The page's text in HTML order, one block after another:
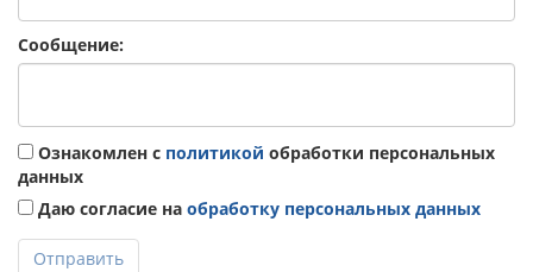
Сообщение:
Ознакомлен с политикой обработки персональных
данных
Даю согласие на обработку персональных данных
Отправить